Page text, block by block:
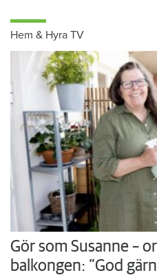
Hem & Hyra TV
Gör som Susanne –
balkongen: ”God